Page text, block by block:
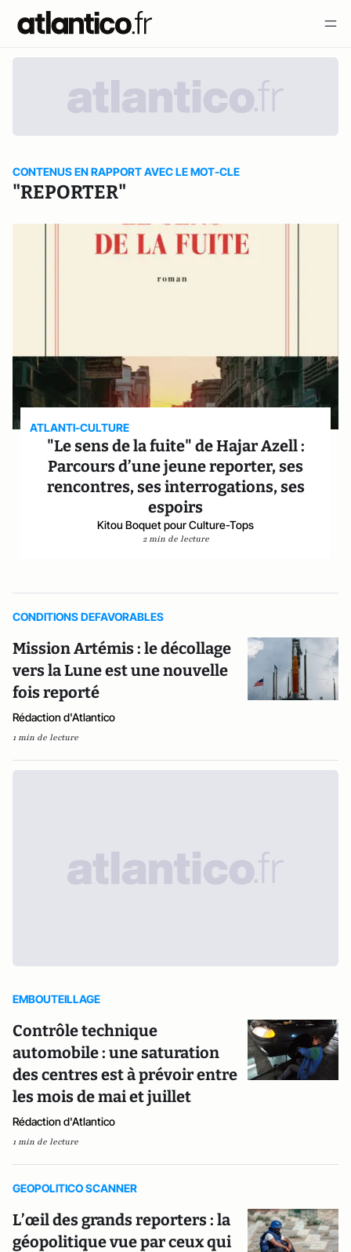
CONTENUS EN RAPPORT AVEC LE MOT-CLE
"REPORTER"
ATLANTI-CULTURE
"Le sens de la fuite" de Hajar Azell :
Parcours d’une jeune reporter, ses
rencontres, ses interrogations, ses
espoirs
Kitou Boquet pour Culture-Tops
2 min de lecture
CONDITIONS DEFAVORABLES
Mission Artémis : le décollage
vers la Lune est une nouvelle
fois reporté
Rédaction d'Atlantico
1 min de lecture
EMBOUTEILLAGE
Contrôle technique
automobile : une saturation
des centres est à prévoir entre
les mois de mai et juillet
Rédaction d'Atlantico
1 min de lecture
GEOPOLITICO SCANNER
L’œil des grands reporters : la
géopolitique vue par ceux qui